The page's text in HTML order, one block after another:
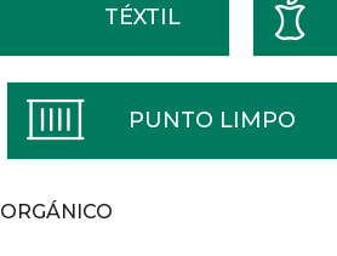
TÉXTIL
PUNTO LIMPO
ORGÁNICO